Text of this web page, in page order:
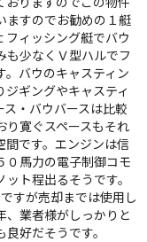
ますのでお勧めの１艇
ィッシング艇でバウ
も少なくＶ型ハルでフ
。バウのキャスティン
ギングやキャスティ
・バウバースは比較
り寛ぐスペースもそれ
です。エンジンは信
０馬力の電子制御コモ
ト程出るそうです。
すが売却までは使用し
、業者様がしっかりと
好だそうです。